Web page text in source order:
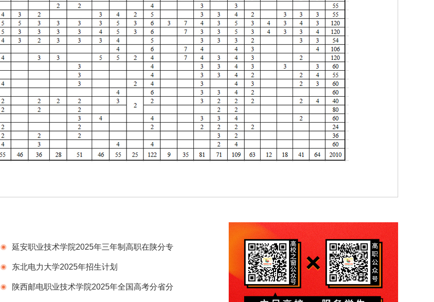
延安职业技术学院2025年三年制高职在陕分专
业招生计划一览表
东北电力大学2025年招生计划
陕西邮电职业技术学院2025年全国高考分省分